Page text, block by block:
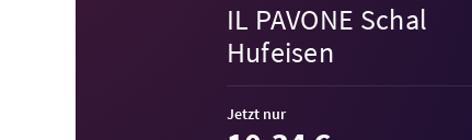
IL PAVONE Schal
Hufeisen
Jetzt nur